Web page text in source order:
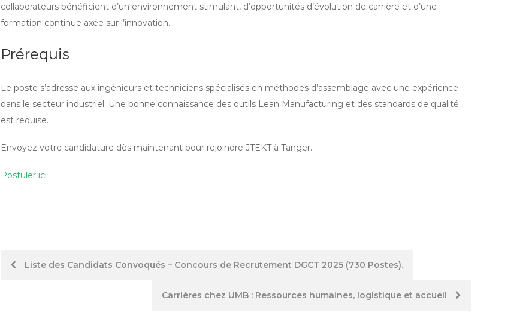
collaborateurs bénéficient d’un environnement stimulant, d’opportunités d’évolution de carrière et d’une
formation continue axée sur l’innovation.
Prérequis
Le poste s’adresse aux ingénieurs et techniciens spécialisés en méthodes d’assemblage avec une expérience
dans le secteur industriel. Une bonne connaissance des outils Lean Manufacturing et des standards de qualité
est requise.
Envoyez votre candidature dès maintenant pour rejoindre JTEKT à Tanger.
Postuler ici
PostListe des Candidats Convoqués – Concours de Recrutement DGCT 2025 (730 Postes).
Carrières chez UMB : Ressources humaines, logistique et accueil